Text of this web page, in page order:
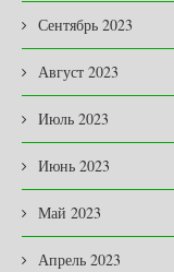
Сентябрь 2023
Август 2023
Июль 2023
Июнь 2023
Май 2023
Апрель 2023